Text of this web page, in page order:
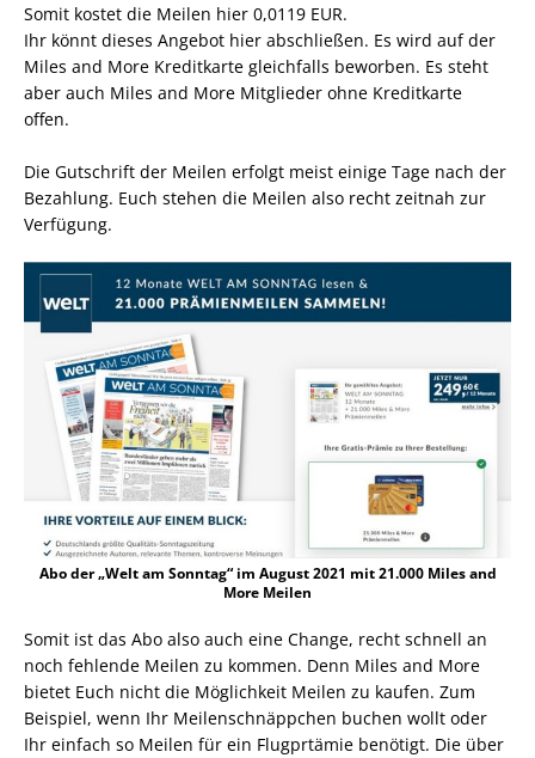
Somit kostet die Meilen hier 0,0119 EUR.
Ihr könnt dieses Angebot hier abschließen. Es wird auf der
Miles and More Kreditkarte gleichfalls beworben. Es steht
aber auch Miles and More Mitglieder ohne Kreditkarte
offen.
Die Gutschrift der Meilen erfolgt meist einige Tage nach der
Bezahlung. Euch stehen die Meilen also recht zeitnah zur
Verfügung.
Abo der „Welt am Sonntag“ im August 2021 mit 21.000 Miles and
More Meilen
Somit ist das Abo also auch eine Change, recht schnell an
noch fehlende Meilen zu kommen. Denn Miles and More
bietet Euch nicht die Möglichkeit Meilen zu kaufen. Zum
Beispiel, wenn Ihr Meilenschnäppchen buchen wollt oder
Ihr einfach so Meilen für ein Flugprtämie benötigt. Die über